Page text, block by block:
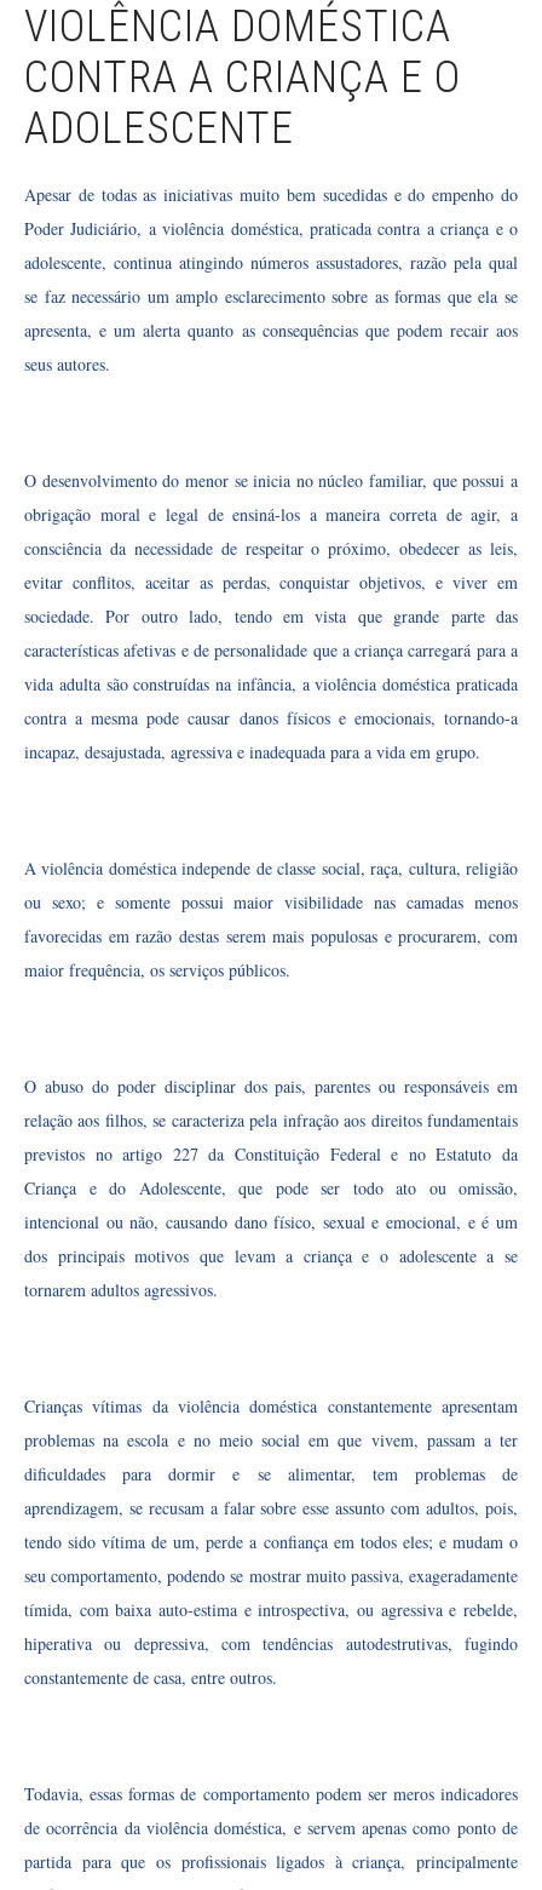
VIOLÊNCIA DOMÉSTICA
CONTRA A CRIANÇA E O
ADOLESCENTE
Apesar de todas as iniciativas muito bem sucedidas e do empenho do
Poder Judiciário, a violência doméstica, praticada contra a criança e o
adolescente, continua atingindo números assustadores, razão pela qual
se faz necessário um amplo esclarecimento sobre as formas que ela se
apresenta, e um alerta quanto as consequências que podem recair aos
seus autores.
O desenvolvimento do menor se inicia no núcleo familiar, que possui a
obrigação moral e legal de ensiná-los a maneira correta de agir, a
consciência da necessidade de respeitar o próximo, obedecer as leis,
evitar conflitos, aceitar as perdas, conquistar objetivos, e viver em
sociedade. Por outro lado, tendo em vista que grande parte das
características afetivas e de personalidade que a criança carregará para a
vida adulta são construídas na infância, a violência doméstica praticada
contra a mesma pode causar danos físicos e emocionais, tornando-a
incapaz, desajustada, agressiva e inadequada para a vida em grupo.
A violência doméstica independe de classe social, raça, cultura, religião
ou sexo; e somente possui maior visibilidade nas camadas menos
favorecidas em razão destas serem mais populosas e procurarem, com
maior frequência, os serviços públicos.
O abuso do poder disciplinar dos pais, parentes ou responsáveis em
relação aos filhos, se caracteriza pela infração aos direitos fundamentais
previstos no artigo 227 da Constituição Federal e no Estatuto da
Criança e do Adolescente, que pode ser todo ato ou omissão,
intencional ou não, causando dano físico, sexual e emocional, e é um
dos principais motivos que levam a criança e o adolescente a se
tornarem adultos agressivos.
Crianças vítimas da violência doméstica constantemente apresentam
problemas na escola e no meio social em que vivem, passam a ter
dificuldades para dormir e se alimentar, tem problemas de
aprendizagem, se recusam a falar sobre esse assunto com adultos, pois,
tendo sido vítima de um, perde a confiança em todos eles; e mudam o
seu comportamento, podendo se mostrar muito passiva, exageradamente
tímida, com baixa auto-estima e introspectiva, ou agressiva e rebelde,
hiperativa ou depressiva, com tendências autodestrutivas, fugindo
constantemente de casa, entre outros.
Todavia, essas formas de comportamento podem ser meros indicadores
de ocorrência da violência doméstica, e servem apenas como ponto de
partida para que os profissionais ligados à criança, principalmente